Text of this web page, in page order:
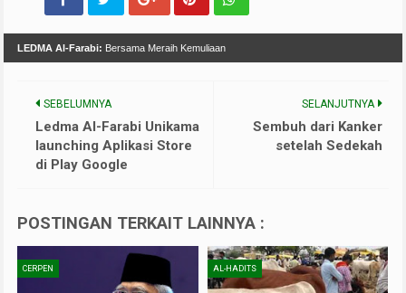
LEDMA Al-Farabi: Bersama Meraih Kemuliaan
SELANJUTNYA
Sembuh dari Kanker
setelah Sedekah
SEBELUMNYA
Ledma Al-Farabi Unikama
launching Aplikasi Store
di Play Google
POSTINGAN TERKAIT LAINNYA :
CERPEN AL-HADITS